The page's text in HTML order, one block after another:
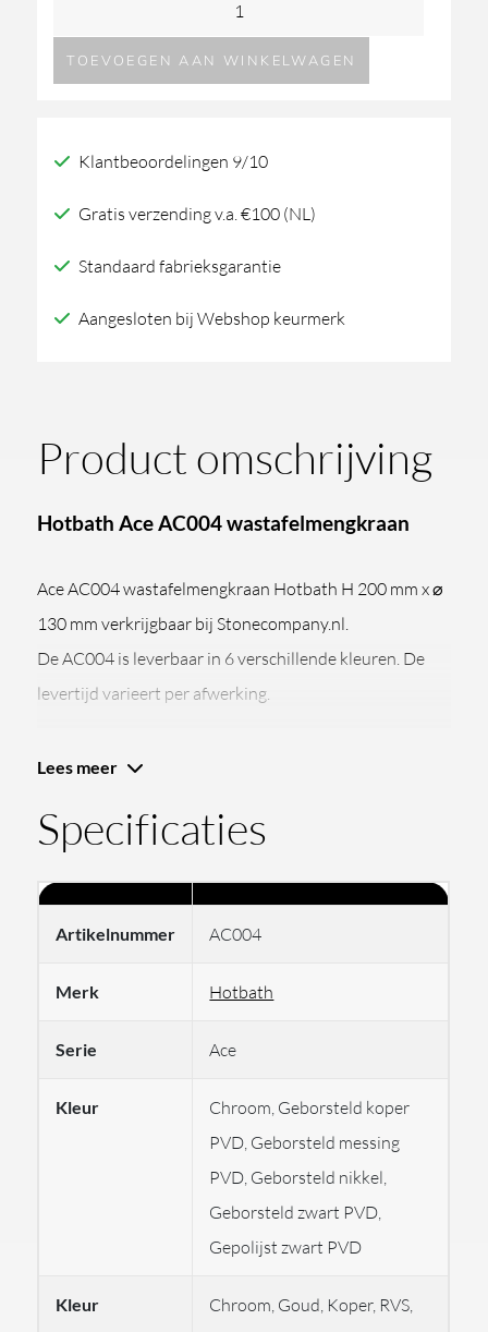
218,77.
Ace
AC004
TOEVOEGEN AAN WINKELWAGEN
Klantbeoordelingen 9/10
Gratis verzending v.a. €100 (NL)
Standaard fabrieksgarantie
Aangesloten bij Webshop keurmerk
Product omschrijving
Hotbath Ace AC004 wastafelmengkraan
Ace AC004 wastafelmengkraan Hotbath H 200 mm x ⌀
130 mm verkrijgbaar bij Stonecompany.nl.
De AC004 is leverbaar in 6 verschillende kleuren. De
levertijd varieert per afwerking.
populaire merk Hotbath. Hotbath is een Nederlands
bedrijf dat zich continu bezighoudt met innovaties op
het gebied van sanitair. De productie van dit mooie
allerbelangrijkste is. Elk onderdeel van de ACE-serie is
hoogste normen. Van de vorm van de hendel tot de
gladheid van het oppervlak, elk detail straalt
vakmanschap uit. ACE is niet zomaar een product, het is
een investering in luxe voor je badkamer. Wat deze serie
ook echt onderscheidt, zijn de twee prachtige nieuwe
afwerkingen: geborsteld zwart PVD en gepolijst zwart
exclusieve Velvet Rain-technologie. Transformeer je
Lees meer
Specificaties
Artikelnummer AC004
Merk Hotbath
Serie Ace
Kleur
Chroom, Geborsteld koper
PVD, Geborsteld messing
PVD, Geborsteld nikkel,
Geborsteld zwart PVD,
Gepolijst zwart PVD
Kleur
Chroom, Goud, Koper, RVS,